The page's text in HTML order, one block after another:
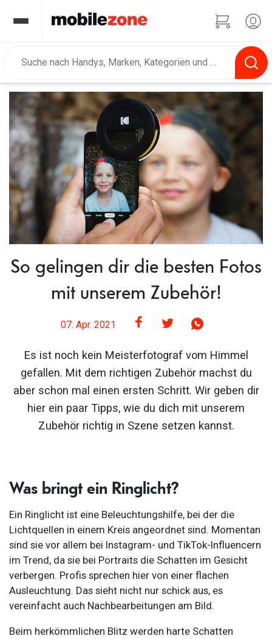
So gelingen dir die besten Fotos
mit unserem Zubehör!
07. Apr. 2021
Es ist noch kein Meisterfotograf vom Himmel
gefallen. Mit dem richtigen Zubehör machst du
aber schon mal einen ersten Schritt. Wir geben dir
hier ein paar Tipps, wie du dich mit unserem
Zubehör richtig in Szene setzen kannst.
Was bringt ein Ringlicht?
Ein Ringlicht ist eine Beleuchtungshilfe, bei der die
Lichtquellen in einem Kreis angeordnet sind. Momentan
sind sie vor allem bei Instagram- und TikTok-Influencern
im Trend, da sie bei Portraits die Schatten im Gesicht
verbergen. Profis sprechen hier von einer flachen
Ausleuchtung. Das sieht nicht nur schick aus, es
vereinfacht auch Nachbearbeitungen am Bild.
Beim herkömmlichen Blitz werden harte Schatten